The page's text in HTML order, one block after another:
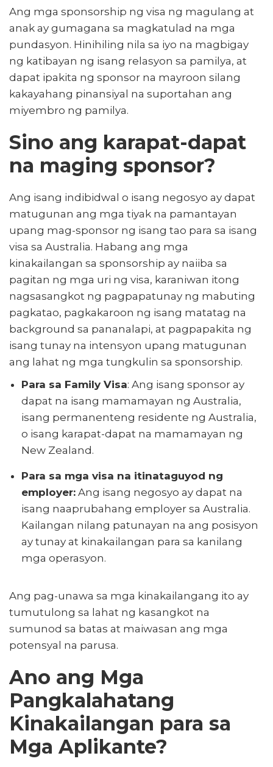
Ang mga sponsorship ng visa ng magulang at
anak ay gumagana sa magkatulad na mga
pundasyon. Hinihiling nila sa iyo na magbigay
ng katibayan ng isang relasyon sa pamilya, at
dapat ipakita ng sponsor na mayroon silang
kakayahang pinansiyal na suportahan ang
miyembro ng pamilya.
Sino ang karapat-dapat
na maging sponsor?
Ang isang indibidwal o isang negosyo ay dapat
matugunan ang mga tiyak na pamantayan
upang mag-sponsor ng isang tao para sa isang
visa sa Australia. Habang ang mga
kinakailangan sa sponsorship ay naiiba sa
pagitan ng mga uri ng visa, karaniwan itong
nagsasangkot ng pagpapatunay ng mabuting
pagkatao, pagkakaroon ng isang matatag na
background sa pananalapi, at pagpapakita ng
isang tunay na intensyon upang matugunan
ang lahat ng mga tungkulin sa sponsorship.
Para sa Family Visa: Ang isang sponsor ay
dapat na isang mamamayan ng Australia,
isang permanenteng residente ng Australia,
o isang karapat-dapat na mamamayan ng
New Zealand.
Para sa mga visa na itinataguyod ng
employer: Ang isang negosyo ay dapat na
isang naaprubahang employer sa Australia.
Kailangan nilang patunayan na ang posisyon
ay tunay at kinakailangan para sa kanilang
mga operasyon.
Ang pag-unawa sa mga kinakailangang ito ay
tumutulong sa lahat ng kasangkot na
sumunod sa batas at maiwasan ang mga
potensyal na parusa.
Ano ang Mga
Pangkalahatang
Kinakailangan para sa
Mga Aplikante?